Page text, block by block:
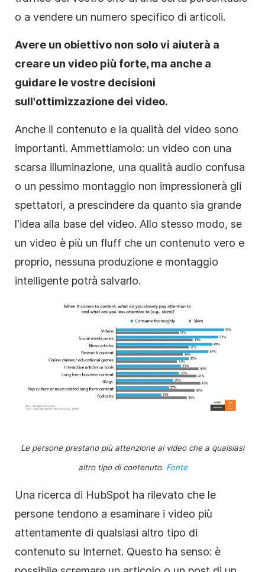
o a vendere un numero specifico di articoli.
Avere un obiettivo non solo vi aiuterà a
creare un video più forte, ma anche a
guidare le vostre decisioni
sull'ottimizzazione dei video.
Anche il contenuto e la qualità del video sono
importanti. Ammettiamolo: un video con una
scarsa illuminazione, una qualità audio confusa
o un pessimo montaggio non impressionerà gli
spettatori, a prescindere da quanto sia grande
l'idea alla base del video. Allo stesso modo, se
un video è più un fluff che un contenuto vero e
proprio, nessuna produzione e montaggio
intelligente potrà salvarlo.
Le persone prestano più attenzione ai video che a qualsiasi
altro tipo di contenuto. Fonte
Una ricerca di HubSpot ha rilevato che le
persone tendono a esaminare i video più
attentamente di qualsiasi altro tipo di
contenuto su Internet. Questo ha senso: è